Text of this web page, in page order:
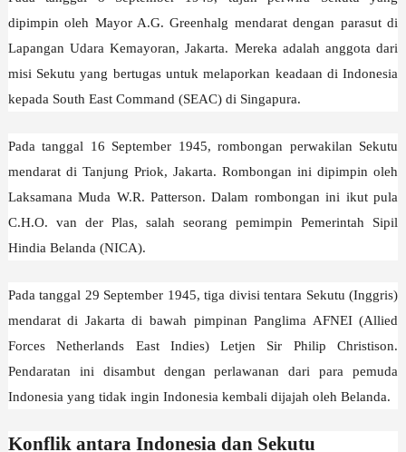
dipimpin oleh Mayor A.G. Greenhalg mendarat dengan parasut di
Lapangan Udara Kemayoran, Jakarta. Mereka adalah anggota dari
misi Sekutu yang bertugas untuk melaporkan keadaan di Indonesia
kepada South East Command (SEAC) di Singapura.
Pada tanggal 16 September 1945, rombongan perwakilan Sekutu
mendarat di Tanjung Priok, Jakarta. Rombongan ini dipimpin oleh
Laksamana Muda W.R. Patterson. Dalam rombongan ini ikut pula
C.H.O. van der Plas, salah seorang pemimpin Pemerintah Sipil
Hindia Belanda (NICA).
Pada tanggal 29 September 1945,tiga divisi tentara Sekutu (Inggris)
mendarat di Jakarta di bawah pimpinan Panglima AFNEI (Allied
Forces Netherlands East Indies) Letjen Sir Philip Christison.
Pendaratan ini disambut dengan perlawanan dari para pemuda
Indonesia yang tidak ingin Indonesia kembali dijajah oleh Belanda.
Konflik antara Indonesia dan Sekutu